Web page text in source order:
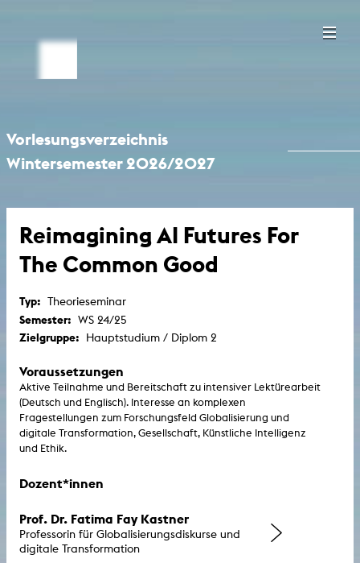
Vorlesungsverzeichnis
Wintersemester 2026/2027
Reimagining AI Futures For
The Common Good
Typ: Theorieseminar
Semester: WS 24/25
Zielgruppe: Hauptstudium / Diplom 2
Voraussetzungen
Aktive Teilnahme und Bereitschaft zu intensiver Lektürearbeit
(Deutsch und Englisch). Interesse an komplexen
Fragestellungen zum Forschungsfeld Globalisierung und
digitale Transformation, Gesellschaft, Künstliche Intelligenz
und Ethik.
Dozent*innen
Prof. Dr. Fatima Fay Kastner
Professorin für Globalisierungsdiskurse und
digitale Transformation